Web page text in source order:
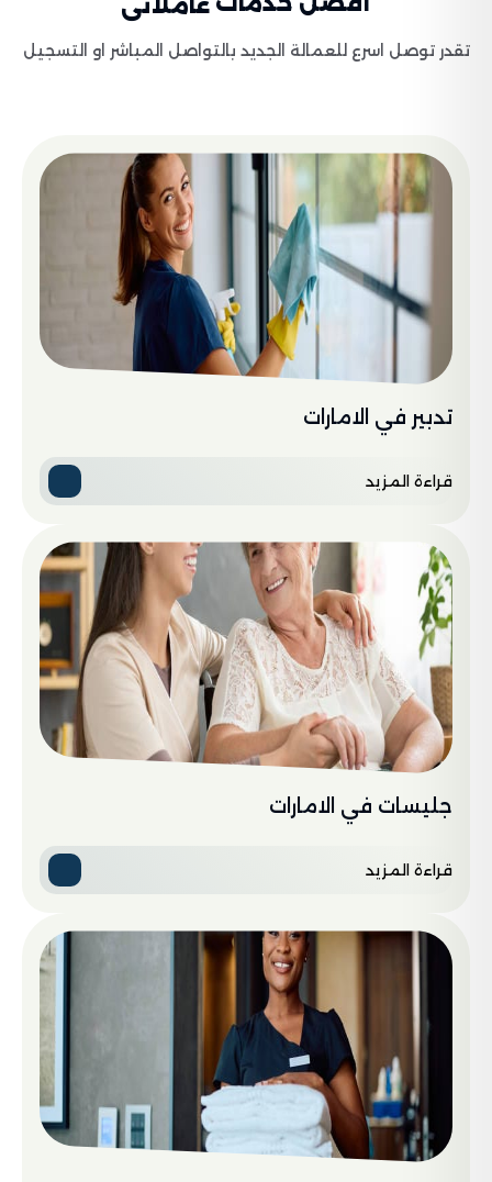
تقدر توصل اسرع للعمالة الجديد بالتواصل المباشر او التسجيل
تدبير في الامارات
قراءة المزيد
جليسات في الامارات
قراءة المزيد